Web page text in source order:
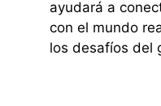
ayudará a
con el mundo
los desafíos del